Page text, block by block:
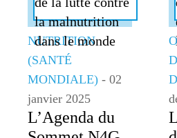
NUTRITION
(SANTÉ
MONDIALE) - 02
janvier 2025
L’Agenda du